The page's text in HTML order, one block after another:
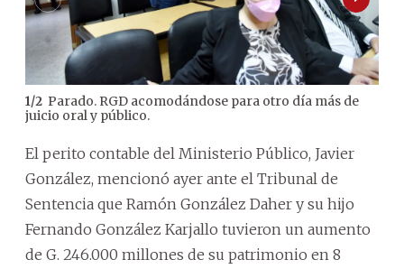
1/2 Parado. RGD acomodándose para otro día más de
juicio oral y público.
El perito contable del Ministerio Público, Javier
González, mencionó ayer ante el Tribunal de
Sentencia que Ramón González Daher y su hijo
Fernando González Karjallo tuvieron un aumento
de G. 246.000 millones de su patrimonio en 8